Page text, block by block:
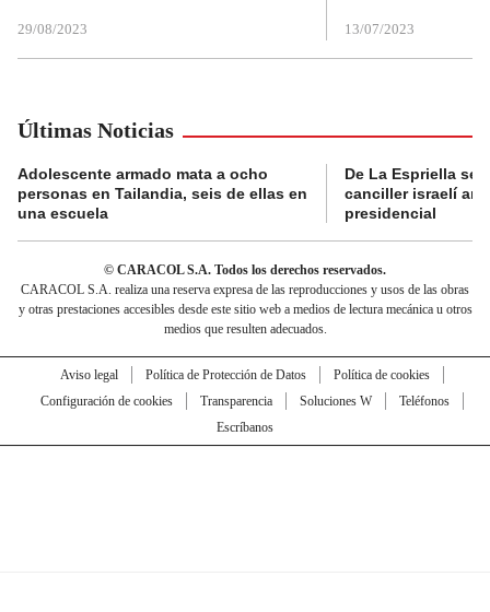
29/08/2023 13/07/2023
Últimas Noticias
Adolescente armado mata a ocho
personas en Tailandia, seis de ellas en
una escuela
De La Espriella se
canciller israelí
presidencial
© CARACOL S.A. Todos los derechos reservados.
CARACOL S.A. realiza una reserva expresa de las reproducciones y usos de las obras
y otras prestaciones accesibles desde este sitio web a medios de lectura mecánica u otros
medios que resulten adecuados.
Aviso legal Política de Protección de Datos
Política de cookies
Configuración de cookies
Transparencia Soluciones W
Teléfonos
Escríbanos